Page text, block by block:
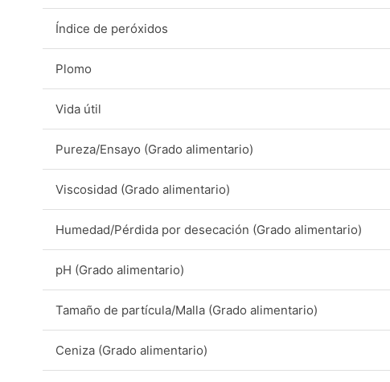
Índice de peróxidos
Plomo
Vida útil
Pureza/Ensayo (Grado alimentario)
Viscosidad (Grado alimentario)
Humedad/Pérdida por desecación (Grado alimentario)
pH (Grado alimentario)
Tamaño de partícula/Malla (Grado alimentario)
Ceniza (Grado alimentario)